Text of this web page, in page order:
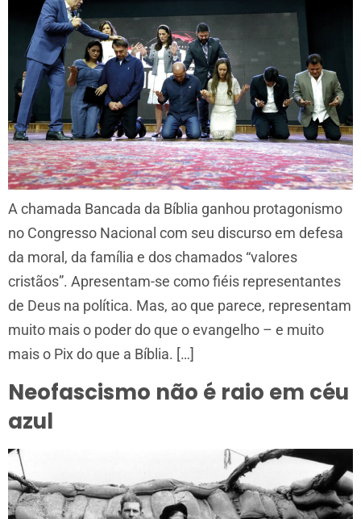
A chamada Bancada da Bíblia ganhou protagonismo
no Congresso Nacional com seu discurso em defesa
da moral, da família e dos chamados “valores
cristãos”. Apresentam-se como fiéis representantes
de Deus na política. Mas, ao que parece, representam
muito mais o poder do que o evangelho – e muito
mais o Pix do que a Bíblia. […]
Neofascismo não é raio em céu
azul